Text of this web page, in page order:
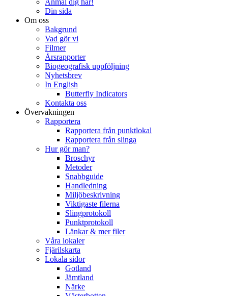
Din sida
Om oss
Bakgrund
Vad gör vi
Filmer
Årsrapporter
Biogeografisk uppföljning
Nyhetsbrev
In English
Butterfly Indicators
Kontakta oss
Övervakningen
Rapportera
Rapportera från punktlokal
Rapportera från slinga
Hur gör man?
Broschyr
Metoder
Snabbguide
Handledning
Miljöbeskrivning
Viktigaste filerna
Slingprotokoll
Punktprotokoll
Länkar & mer filer
Våra lokaler
Fjärilskarta
Lokala sidor
Gotland
Jämtland
Närke